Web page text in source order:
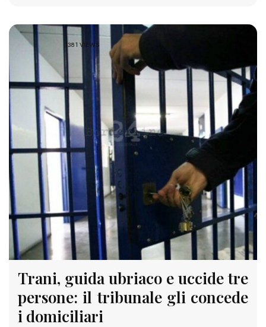
1381 VIEWS
Trani, guida ubriaco e uccide tre
persone: il tribunale gli concede
i domiciliari